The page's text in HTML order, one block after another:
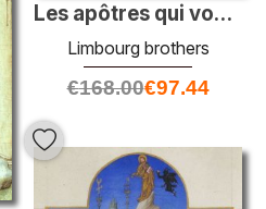
Les apôtres qui vont prêcher
Limbourg brothers
€168.00€97.44